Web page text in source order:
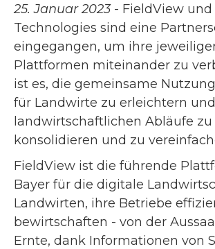
25. Januar 2023- FieldView und
Technologies sind eine
eingegangen, um ihre
Plattformen miteinander zu
ist es, die gemeinsame
für Landwirte zu erleichtern
landwirtschaftlichen Abläufe zu
konsolidieren und zu
FieldView ist die führende
Bayer für die digitale
Landwirten, ihre Betriebe
bewirtschaften - von der
Ernte, dank Informationen von